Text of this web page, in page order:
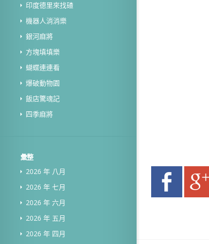
印度德里來找碴
機器人消消樂
銀河麻將
方塊填填樂
蝴蝶連連看
爆破動物園
飯店驚魂記
四季麻將
彙整
2026 年 八月
2026 年 七月
2026 年 六月
2026 年 五月
2026 年 四月